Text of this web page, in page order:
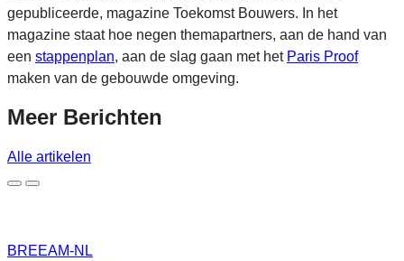
gepubliceerde, magazine Toekomst Bouwers. In het
magazine staat hoe negen themapartners, aan de hand van
een stappenplan, aan de slag gaan met het Paris Proof
maken van de gebouwde omgeving.
Meer Berichten
Alle artikelen
BREEAM-NL